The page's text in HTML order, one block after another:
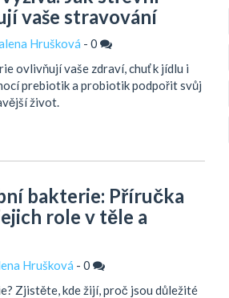
vaše stravování
Hrušková - 0
ovlivňují vaše zdraví, chuť k jídlu i
prebiotik a probiotik podpořit svůj
život.
bakterie: Příručka
role v těle a
Hrušková - 0
Zjistěte, kde žijí, proč jsou důležité